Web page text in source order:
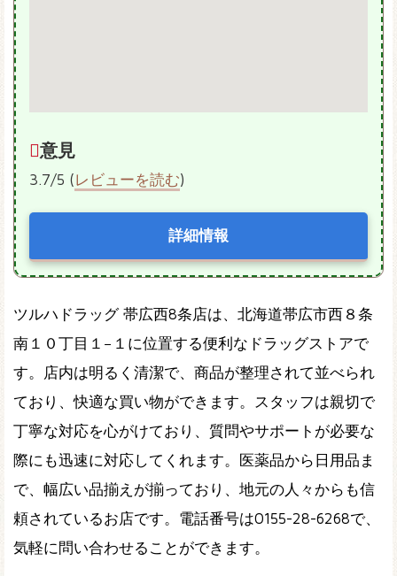
意見
3.7/5 (レビューを読む)
詳細情報
ツルハドラッグ 帯広西8条店は、北海道帯広市西８条
南１０丁目１−１に位置する便利なドラッグストアで
す。店内は明るく清潔で、商品が整理されて並べられ
ており、快適な買い物ができます。スタッフは親切で
丁寧な対応を心がけており、質問やサポートが必要な
際にも迅速に対応してくれます。医薬品から日用品ま
で、幅広い品揃えが揃っており、地元の人々からも信
頼されているお店です。電話番号は0155-28-6268で、
気軽に問い合わせることができます。